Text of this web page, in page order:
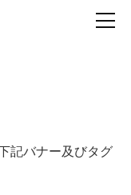
記バナー及びタグ